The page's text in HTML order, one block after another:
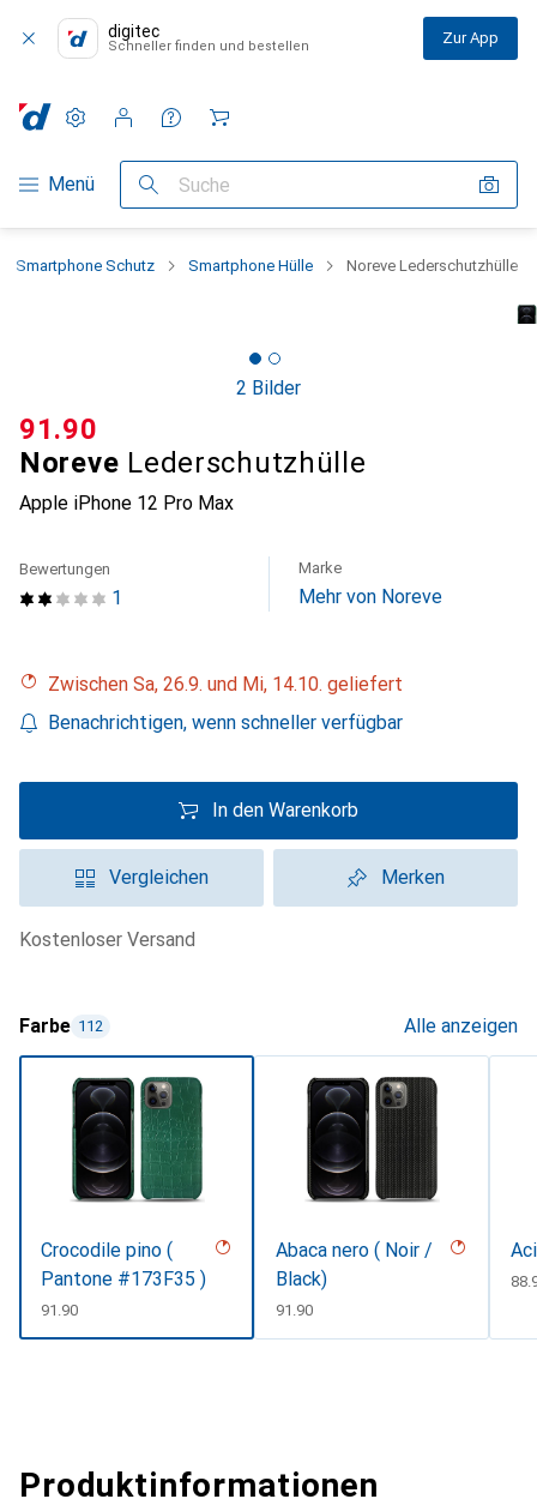
digitec
Schneller finden und bestellen Zur App
Navigation nach Kategorien
Menü Suche
Einstellungen
Kundenkonto
Vergleichslisten
Merklisten
Warenkorb
Smartphone Schutz Smartphone Hülle Noreve Lederschutzhülle
2 Bilder
Noreve Lederschutzhülle
Apple iPhone 12 Pro Max
CHF
91.90
1
Bewertungen Marke
Mehr von Noreve
Zwischen Sa, 26.9. und Mi, 14.10. geliefert
Benachrichtigen, wenn schneller verfügbar
In den Warenkorb
Vergleichen Merken
kostenloser Versand
Farbe 112 Alle anzeigen
Crocodile pino (
Pantone #173F35 )
CHF
91.90
Abaca nero ( Noir /
Black)
CHF
91.90
Produktinformationen